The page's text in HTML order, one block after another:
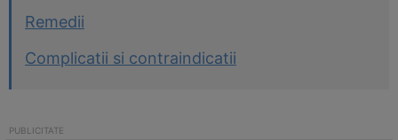
Remedii
Complicatii si contraindicatii